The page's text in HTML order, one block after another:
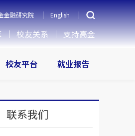
金融研究院 English
校友关系 支持高金
校友平台 就业报告
联系我们